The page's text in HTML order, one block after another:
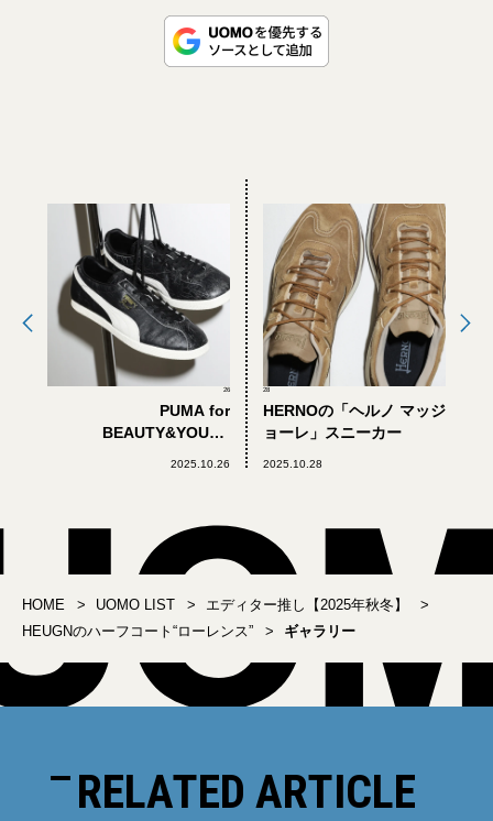
26
PUMA for
BEAUTY&YOUTH
2025.10.26
28
HERNOの「ヘルノ マッジ
ョーレ」スニーカー
2025.10.28
HOME UOMO LIST
エディター推し【2025年秋冬】
HEUGNのハーフコート“ローレンス”
ギャラリー
RELATED ARTICLE